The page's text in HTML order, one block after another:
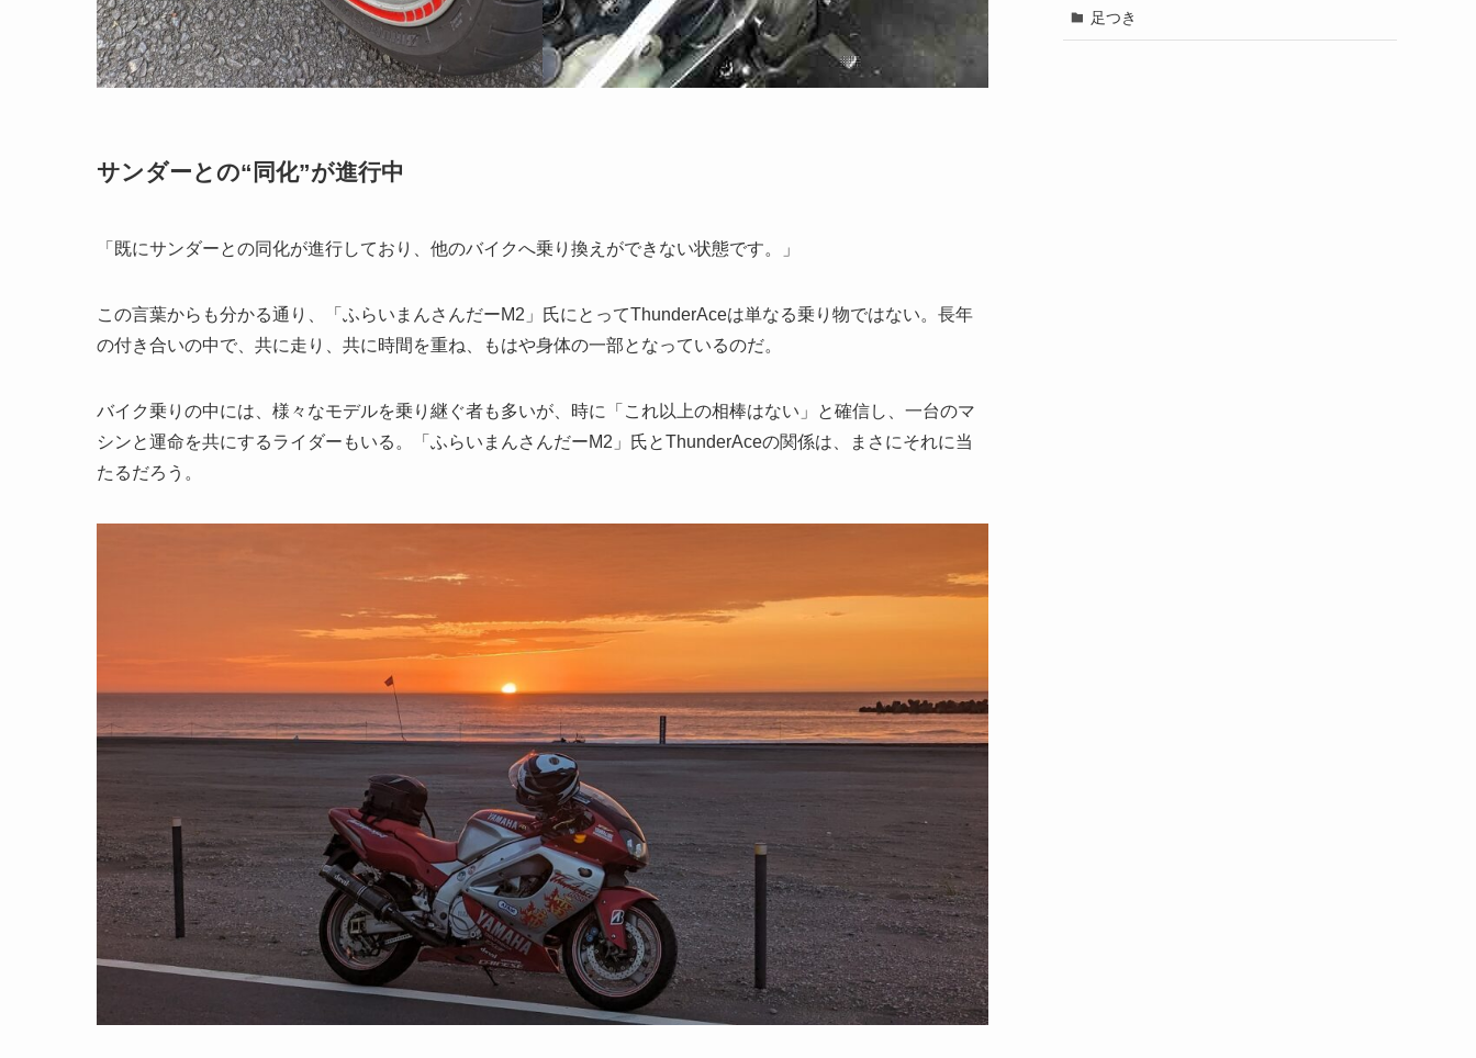
サンダーとの“同化”が進行中
「既にサンダーとの同化が進行しており、他のバイクへ乗り換えができない状態です。」
この言葉からも分かる通り、「ふらいまんさんだーM2」氏にとってThunderAceは単なる乗り物ではない。長年
の付き合いの中で、共に走り、共に時間を重ね、もはや身体の一部となっているのだ。
バイク乗りの中には、様々なモデルを乗り継ぐ者も多いが、時に「これ以上の相棒はない」と確信し、一台のマ
シンと運命を共にするライダーもいる。「ふらいまんさんだーM2」氏とThunderAceの関係は、まさにそれに当
たるだろう。
足つき